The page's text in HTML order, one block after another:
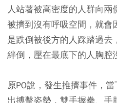
人站著被高密度的人群向
被擠到沒有呼吸空間，就會
是跌倒被後方的人踩踏過去
絆倒，壓在最底下的人胸腔
原PO說，發生推擠事件，
出搏擊姿勢，雙手握拳、